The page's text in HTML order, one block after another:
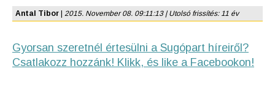
Antal Tibor 2015. November 08. 09:11:13 | Utolsó frissítés: 11 év
Gyorsan szeretnél értesülni a Sugópart híreiről?
Csatlakozz hozzánk! Klikk, és like a Facebookon!